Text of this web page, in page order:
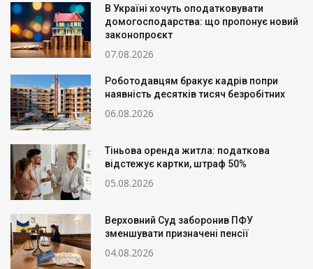
В Україні хочуть оподатковувати
домогосподарства: що пропонує новий
законопроєкт
07.08.2026
Роботодавцям бракує кадрів попри
наявність десятків тисяч безробітних
06.08.2026
Тіньова оренда житла: податкова
відстежує картки, штраф 50%
05.08.2026
Верховний Суд заборонив ПФУ
зменшувати призначені пенсії
04.08.2026